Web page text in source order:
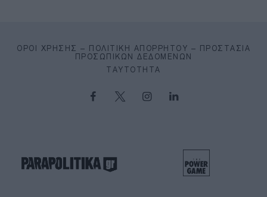
ΌΡΟΙ ΧΡΉΣΗΣ – ΠΟΛΙΤΙΚΉ ΑΠΟΡΡΉΤΟΥ – ΠΡΟΣΤΑΣΊΑ
ΠΡΟΣΩΠΙΚΏΝ ΔΕΔΟΜΈΝΩΝ
ΤΑΥΤΌΤΗΤΑ